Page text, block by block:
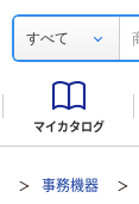
すべて
マイカタログ
事務機器